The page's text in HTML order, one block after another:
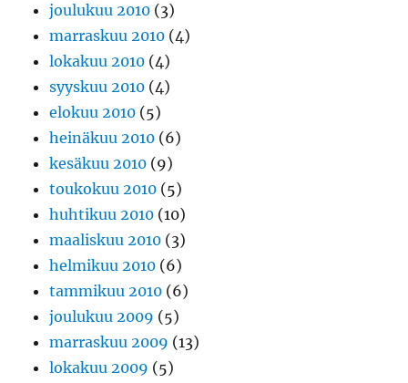
joulukuu 2010 (3)
marraskuu 2010 (4)
lokakuu 2010 (4)
syyskuu 2010 (4)
elokuu 2010 (5)
heinäkuu 2010 (6)
kesäkuu 2010 (9)
toukokuu 2010 (5)
huhtikuu 2010 (10)
maaliskuu 2010 (3)
helmikuu 2010 (6)
tammikuu 2010 (6)
joulukuu 2009 (5)
marraskuu 2009 (13)
lokakuu 2009 (5)